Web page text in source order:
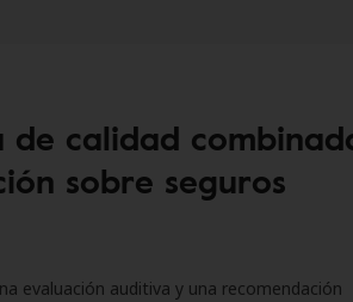
calidad
sobre seguros
evaluación auditiva y una recomendación